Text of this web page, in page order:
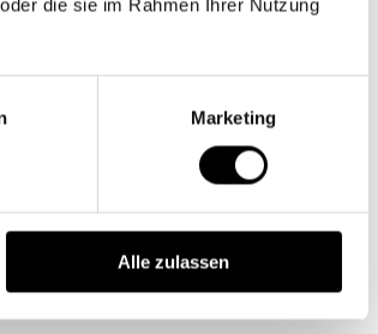
die sie im Rahmen Ihrer Nutzung
Marketing
Alle zulassen